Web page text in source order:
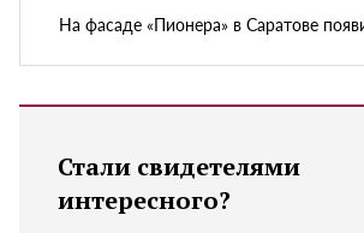
На фасаде «Пионера» в Саратове
Стали свидетелями
интересного?